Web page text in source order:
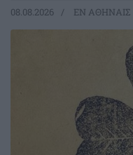
08.08.2026 EΝ ΑΘΗΝΑΙΣ